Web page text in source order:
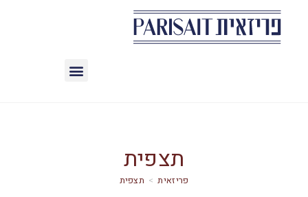
תצפית
> תצפית